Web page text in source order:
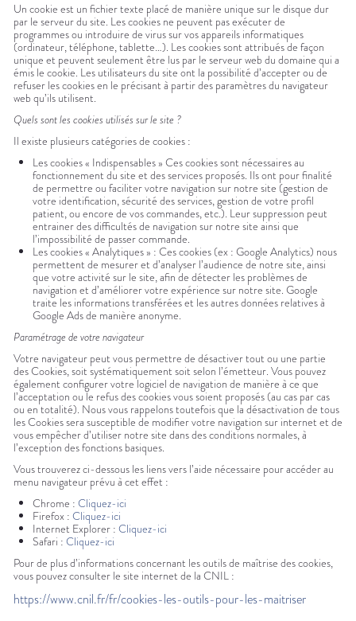
Un cookie est un fichier texte placé de manière unique sur le disque dur
par le serveur du site. Les cookies ne peuvent pas exécuter de
programmes ou introduire de virus sur vos appareils informatiques
(ordinateur, téléphone, tablette…). Les cookies sont attribués de façon
unique et peuvent seulement être lus par le serveur web du domaine qui a
émis le cookie. Les utilisateurs du site ont la possibilité d’accepter ou de
refuser les cookies en le précisant à partir des paramètres du navigateur
web qu’ils utilisent.
Quels sont les cookies utilisés sur le site ?
Il existe plusieurs catégories de cookies :
Les cookies « Indispensables » Ces cookies sont nécessaires au
fonctionnement du site et des services proposés. Ils ont pour finalité
de permettre ou faciliter votre navigation sur notre site (gestion de
votre identification, sécurité des services, gestion de votre profil
patient, ou encore de vos commandes, etc.). Leur suppression peut
entrainer des difficultés de navigation sur notre site ainsi que
l’impossibilité de passer commande.
Les cookies « Analytiques » : Ces cookies (ex : Google Analytics) nous
permettent de mesurer et d’analyser l’audience de notre site, ainsi
que votre activité sur le site, afin de détecter les problèmes de
navigation et d’améliorer votre expérience sur notre site. Google
traite les informations transférées et les autres données relatives à
Google Ads de manière anonyme.
Paramétrage de votre navigateur
Votre navigateur peut vous permettre de désactiver tout ou une partie
des Cookies, soit systématiquement soit selon l’émetteur. Vous pouvez
également configurer votre logiciel de navigation de manière à ce que
l’acceptation ou le refus des cookies vous soient proposés (au cas par cas
ou en totalité). Nous vous rappelons toutefois que la désactivation de tous
les Cookies sera susceptible de modifier votre navigation sur internet et de
vous empêcher d’utiliser notre site dans des conditions normales, à
l’exception des fonctions basiques.
Vous trouverez ci-dessous les liens vers l’aide nécessaire pour accéder au
menu navigateur prévu à cet effet :
Chrome : Cliquez-ici
Firefox : Cliquez-ici
Internet Explorer : Cliquez-ici
Safari : Cliquez-ici
Pour de plus d’informations concernant les outils de maîtrise des cookies,
vous pouvez consulter le site internet de la CNIL :
https://www.cnil.fr/fr/cookies-les-outils-pour-les-maitriser